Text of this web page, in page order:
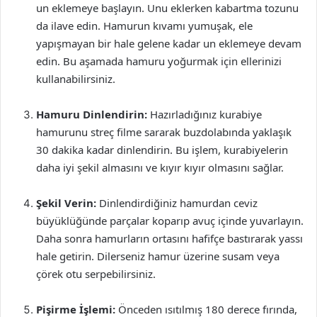
un eklemeye başlayın. Unu eklerken kabartma tozunu
da ilave edin. Hamurun kıvamı yumuşak, ele
yapışmayan bir hale gelene kadar un eklemeye devam
edin. Bu aşamada hamuru yoğurmak için ellerinizi
kullanabilirsiniz.
Hamuru Dinlendirin: Hazırladığınız kurabiye
hamurunu streç filme sararak buzdolabında yaklaşık
30 dakika kadar dinlendirin. Bu işlem, kurabiyelerin
daha iyi şekil almasını ve kıyır kıyır olmasını sağlar.
Şekil Verin: Dinlendirdiğiniz hamurdan ceviz
büyüklüğünde parçalar koparıp avuç içinde yuvarlayın.
Daha sonra hamurların ortasını hafifçe bastırarak yassı
hale getirin. Dilerseniz hamur üzerine susam veya
çörek otu serpebilirsiniz.
Pişirme İşlemi: Önceden ısıtılmış 180 derece fırında,